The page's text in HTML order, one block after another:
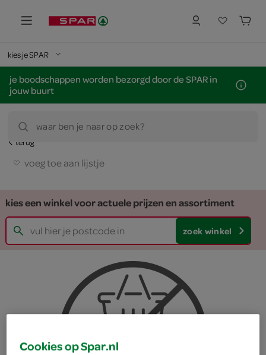
kies je SPAR
je boodschappen worden bezorgd door de SPAR in
jouw buurt
waar ben je naar op zoek?
terug
voeg toe aan lijstje
kies een winkel voor actuele prijzen en assortiment
zoek winkel
Cookies op Spar.nl